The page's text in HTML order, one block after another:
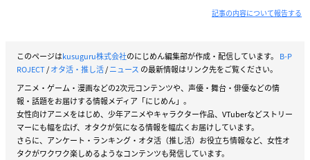
記事の内容について報告する
このページはkusuguru株式会社のにじめん編集部が作成・配信しています。 B-P
ROJECT/オタ活・推し活/ニュース の最新情報はリンク先をご覧ください。
アニメ・ゲーム・漫画などの2次元コンテンツや、声優・舞台・俳優などの情
報・話題をお届けする情報メディア「にじめん」。
女性向けアニメをはじめ、少年アニメやキャラクター作品、VTuberなどストリー
マーにも幅を広げ、オタクが気になる情報を幅広くお届けしています。
さらに、アンケート・ランキング・オタ活（推し活）お役立ち情報など、女性オ
タクがワクワク楽しめるようなコンテンツも発信しています。